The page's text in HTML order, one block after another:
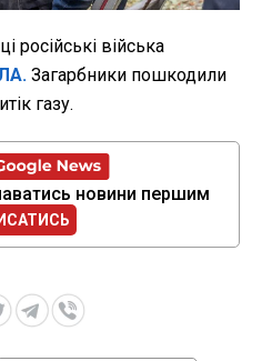
російські війська
Загарбники пошкодили
газу.
новини першим